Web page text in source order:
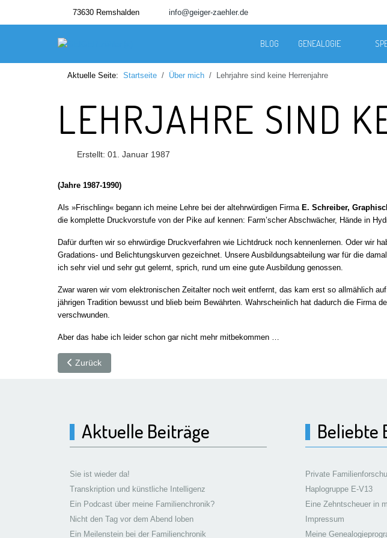
73630 Remshalden info@geiger-zaehler.de
BLOG GENEALOGIE
Aktuelle Seite: Startseite Über mich Lehrjahre sind keine Herrenjahre
LEHRJAHRE SIND
Erstellt: 01. Januar 1987
(Jahre 1987-1990)
Als »Frischling« begann ich meine Lehre bei der altehrwürdigen Firma E. Schreiber,
die komplette Druckvorstufe von der Pike auf kennen: Farm’scher Abschwächer, Hände in
Dafür durften wir so ehrwürdige Druckverfahren wie Lichtdruck noch kennenlernen. Oder wir
Gradations- und Belichtungskurven gezeichnet. Unsere Ausbildungsabteilung war für die
ich sehr viel und sehr gut gelernt, sprich, rund um eine gute Ausbildung genossen.
Zwar waren wir vom elektronischen Zeitalter noch weit entfernt, das kam erst so allmählich
jährigen Tradition bewusst und blieb beim Bewährten. Wahrscheinlich hat dadurch die Firma
verschwunden.
Aber das habe ich leider schon gar nicht mehr mitbekommen …
Vorheriger Beitrag: Die Jugendzeit
Zurück
Aktuelle Beiträge
Sie ist wieder da!
Transkription und künstliche Intelligenz
Ein Podcast über meine Familienchronik?
Nicht den Tag vor dem Abend loben
Ein Meilenstein bei der Familienchronik
Beliebte
Private
Haplogruppe E-V13
Eine Zehntscheuer in
Impressum
Meine